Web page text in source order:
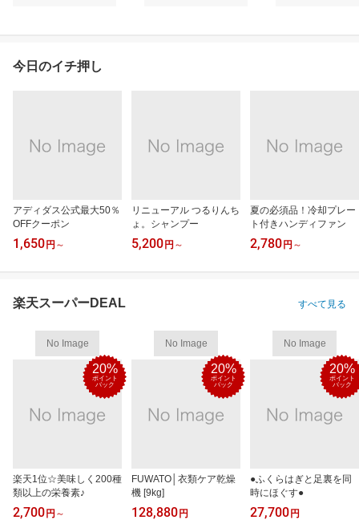
今日のイチ押し
アディダス公式最大50％
OFFクーポン
1,650 円 ～
リニューアル つるりんち
ょ。シャンプー
5,200 円 ～
夏の必須品！冷却プレー
ト付きハンディファン
2,780 円 ～
楽天スーパーDEAL すべて見る
No Image
20%
ポイント
バック
楽天1位☆美味しく200種
類以上の栄養素♪
2,700 円 ～
No Image
20%
ポイント
バック
FUWATO│衣類ケア乾燥
機 [9kg]
128,880 円
No Image
20%
ポイント
バック
●ふくらはぎと足裏を同
時にほぐす●
27,700 円